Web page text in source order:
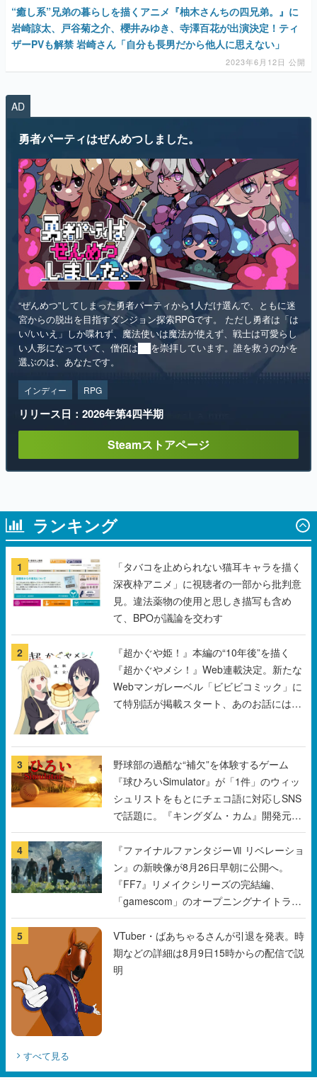
2023年6月12日 公開
AD
“ぜんめつ”してしまった勇者パーティから1人だけ選んで、ともに迷
宮からの脱出を目指すダンジョン探索RPGです。 ただし勇者は「は
い/いいえ」しか喋れず、魔法使いは魔法が使えず、戦士は可愛らし
い人形になっていて、僧侶は██を崇拝しています。誰を救うのかを
選ぶのは、あなたです。
インディー RPG
リリース日：2026年第4四半期
ランキング
1
「タバコを止められない猫耳キャラを描く
深夜枠アニメ」に視聴者の一部から批判意
見。違法薬物の使用と思しき描写も含め
て、BPOが議論を交わす
2
『超かぐや姫！』本編の“10年後”を描く
『超かぐやメシ！』Web連載決定。新たな
Webマンガレーベル「ビビビコミック」に
て特別話が掲載スタート、あのお話には…
まだ続きがある！
3
野球部の過酷な“補欠”を体験するゲーム
シュリストをもとにチェコ語に対応しSNS
で話題に。『キングダム・カム』開発元や
チェコのプロ野球選手から称賛の声
4
『ファイナルファンタジーⅦ リベレーショ
ン』の新映像が8月26日早朝に公開へ。
『FF7』リメイクシリーズの完結編、
「gamescom」のオープニングナイトライ
ブにてディレクターの浜口直樹氏が登壇す
る予定
5
VTuber・ばあちゃるさんが引退を発表。時
期などの詳細は8月9日15時からの配信で説
明
すべて見る